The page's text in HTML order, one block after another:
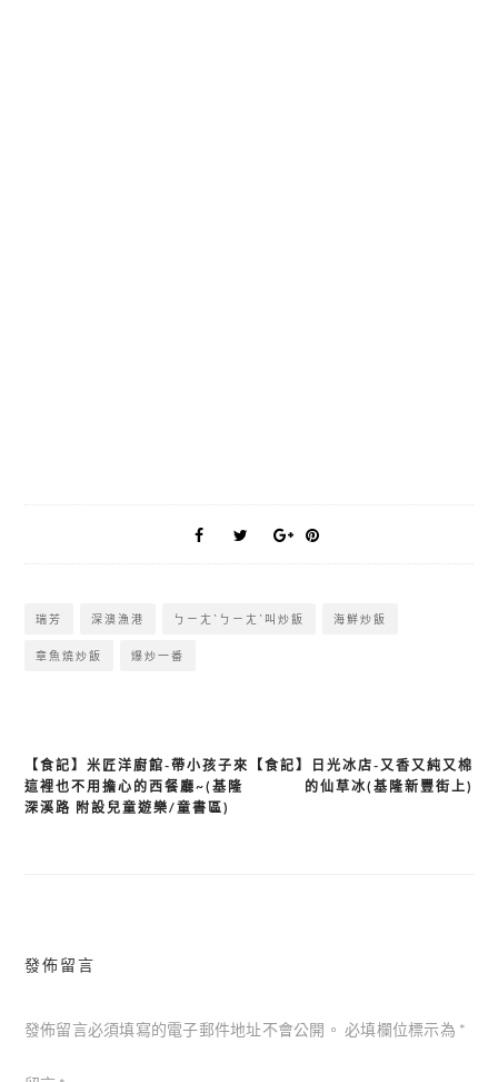
瑞芳 深澳漁港 ㄅㄧㄤˋㄅㄧㄤˋ叫炒飯 海鮮炒飯
章魚燒炒飯 爆炒一番
文
章
【食記】米匠洋廚館-帶小孩子來
這裡也不用擔心的西餐廳~(基隆
深溪路 附設兒童遊樂/童書區)
【食記】日光冰店-又香又純又棉
的仙草冰(基隆新豐街上)
發佈留言
發佈留言必須填寫的電子郵件地址不會公開。 必填欄位標示為 *